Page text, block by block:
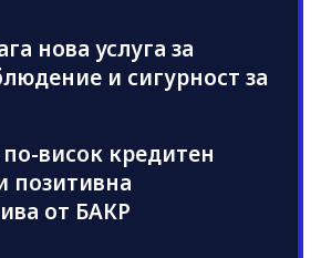
нова услуга за
и сигурност за
висок кредитен
позитивна
от БАКР